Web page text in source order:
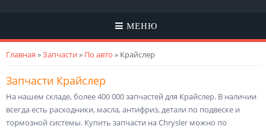
МЕНЮ
Вы здесь
Главная »Запчасти» По авто » Крайслер
Запчасти Крайслер
На нашем складе, более 400 000 запчастей для Крайслер. В наличии
всегда есть расходники, масла, антифриз, детали по подвеске и
тормозной системы. Купить запчасти на Chrysler можно по